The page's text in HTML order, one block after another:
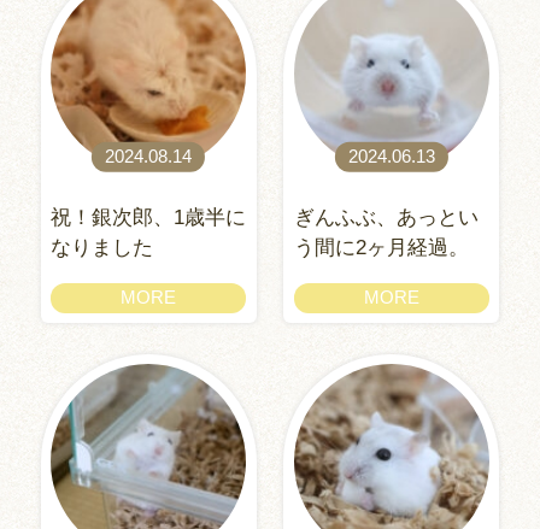
2024.08.14
祝！銀次郎、1歳半に
なりました
MORE
2024.06.13
ぎんふぶ、あっとい
う間に2ヶ月経過。
MORE